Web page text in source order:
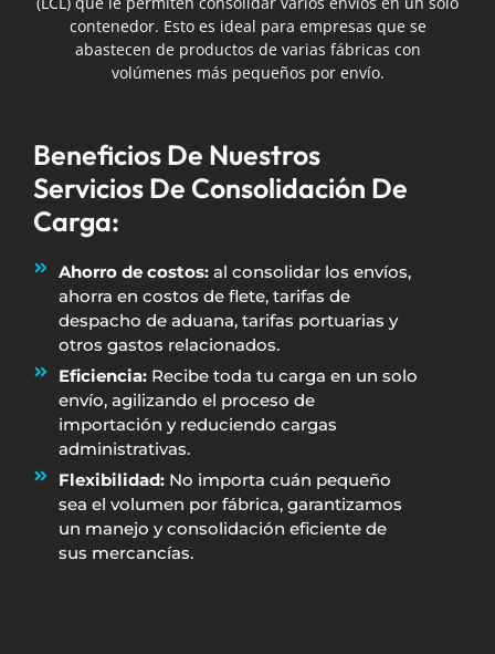
contenedor. Esto es ideal para empresas que se
abastecen de productos de varias fábricas con
volúmenes más pequeños por envío.
Beneficios De Nuestros
Servicios De Consolidación De
Carga:
Ahorro de costos:al consolidar los envíos,
ahorra en costos de flete, tarifas de
despacho de aduana, tarifas portuarias y
otros gastos relacionados.
Eficiencia:Recibe toda tu carga en un solo
envío, agilizando el proceso de
importación y reduciendo cargas
administrativas.
Flexibilidad:No importa cuán pequeño
sea el volumen por fábrica, garantizamos
un manejo y consolidación eficiente de
sus mercancías.